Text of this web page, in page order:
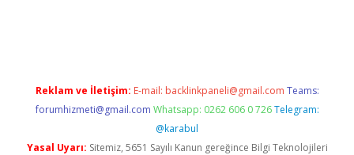
Reklam ve İletişim: E-mail: backlinkpaneli@gmail.com Teams:
forumhizmeti@gmail.com Whatsapp: 0262 606 0 726 Telegram:
@karabul
Yasal Uyarı: Sitemiz, 5651 Sayılı Kanun gereğince Bilgi Teknolojileri